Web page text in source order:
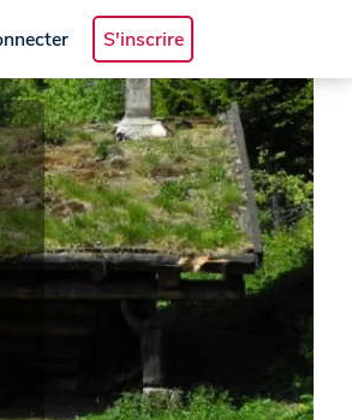
S'inscrire